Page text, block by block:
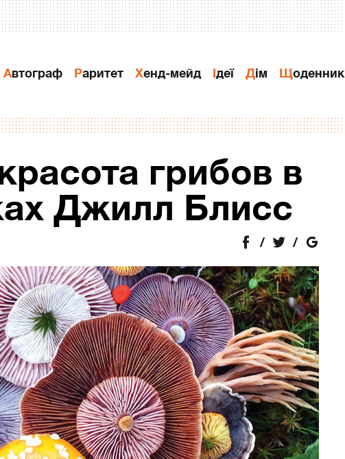
Автограф Раритет Хенд-мейд Ідеї Дiм Щоденник
грибов в
Джилл Блисс